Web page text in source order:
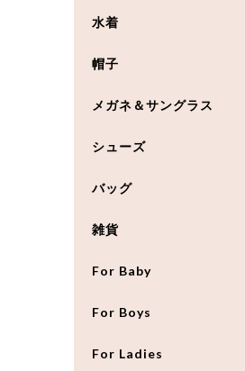
水着
帽子
メガネ＆サングラス
シューズ
バッグ
雑貨
For Baby
For Boys
For Ladies